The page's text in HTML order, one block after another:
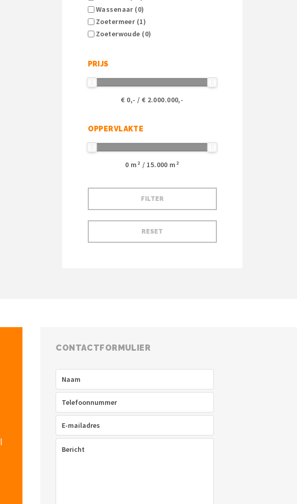
Wassenaar (0)
Zoetermeer (1)
Zoeterwoude (0)
PRIJS
€ 0,- / € 2.000.000,-
OPPERVLAKTE
0 m² / 15.000 m²
CONTACTFORMULIER
Telefoon
mailadres(Vereist)